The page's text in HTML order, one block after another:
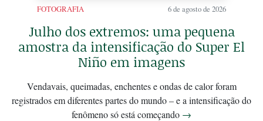
FOTOGRAFIA 6 de agosto de 2026
Julho dos extremos: uma pequena
amostra da intensificação do Super El
Niño em imagens
Vendavais, queimadas, enchentes e ondas de calor foram
registrados em diferentes partes do mundo – e a intensificação do
fenômeno só está começando →